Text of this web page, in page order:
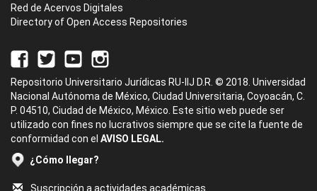
Red de Acervos Digitales
Directory of Open Access Repositories
Repositorio Universitario Jurídicas RU-IIJ D.R. © 2018. Universidad
Nacional Autónoma de México, Ciudad Universitaria, Coyoacán, C.
P. 04510, Ciudad de México, México. Este sitio web puede ser
utilizado con fines no lucrativos siempre que se cite la fuente de
conformidad con el AVISO LEGAL.
¿Cómo llegar?
Suscripción a actividades académicas